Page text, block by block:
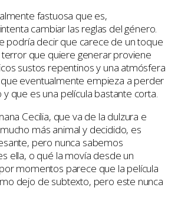
fastuosa que es,
cambiar las reglas del género.
podría decir que carece de un toque
terror que quiere generar proviene
sustos repentinos y una atmósfera
eventualmente empieza a perder
que es una película bastante corta.
Cecilia, que va de la dulzura e
más animal y decidido, es
pero nunca sabemos
ella, o qué la movía desde un
momentos parece que la película
dejo de subtexto, pero este nunca